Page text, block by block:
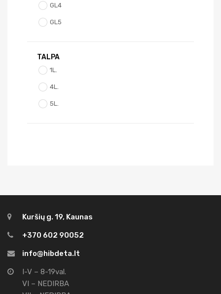
GL4
GL5
TALPA
1L.
4L.
5L.
Kuršių g. 19, Kaunas
+370 602 90052
info@hibdeta.lt
I-V – 8-19val.
VI – NEDIRBA